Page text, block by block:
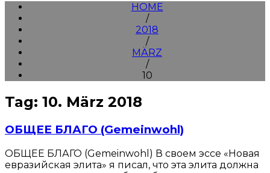
HOME
/
2018
/
MÄRZ
/
10
Tag: 10. März 2018
ОБЩЕЕ БЛАГО (Gemeinwohl)
ОБЩЕЕ БЛАГО (Gemeinwohl) В своем эссе «Новая
евразийская элита» я писал, что эта элита должна